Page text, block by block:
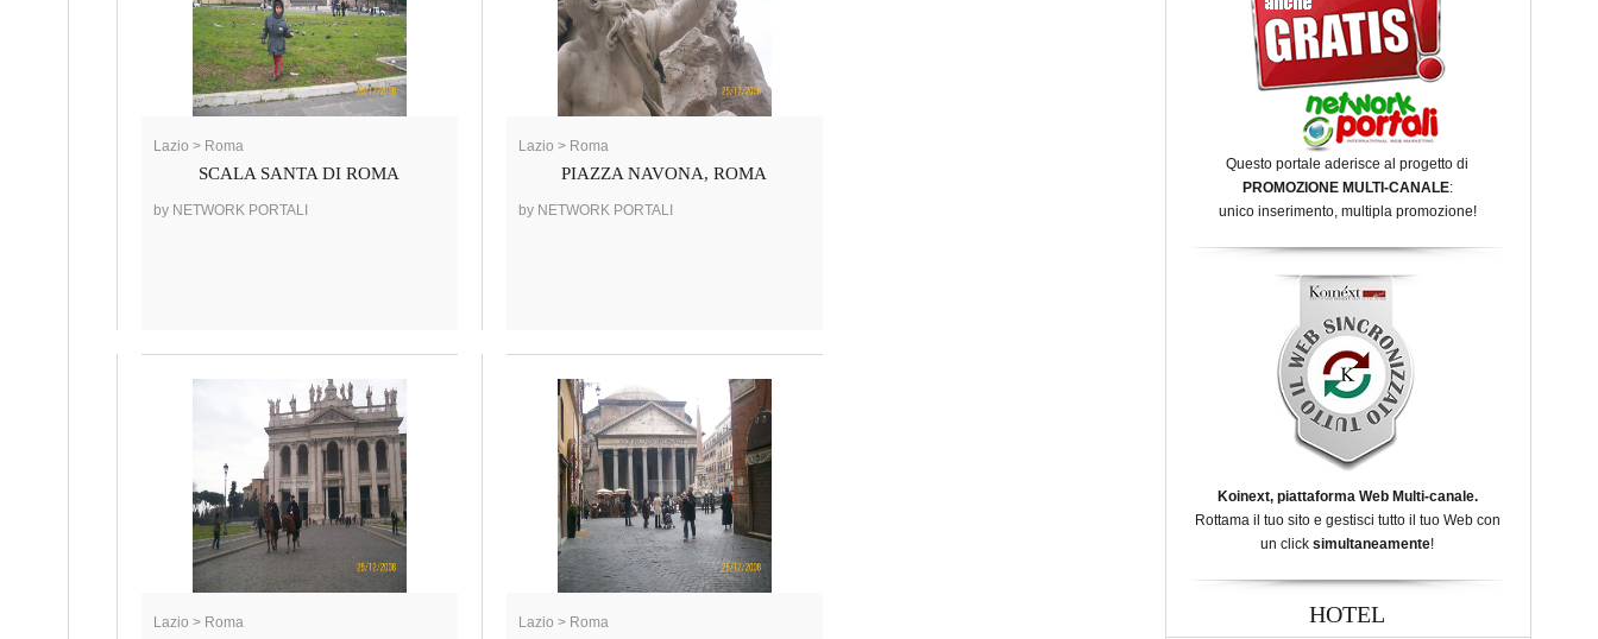
Lazio > Roma
SCALA SANTA DI ROMA
by NETWORK PORTALI
Lazio > Roma
PIAZZA NAVONA, ROMA
by NETWORK PORTALI
Lazio > Roma Lazio > Roma
Questo portale aderisce al progetto di
PROMOZIONE MULTI-CANALE:
unico inserimento, multipla promozione!
Koinext, piattaforma Web Multi-canale.
Rottama il tuo sito e gestisci tutto il tuo Web con
un click simultaneamente!
HOTEL